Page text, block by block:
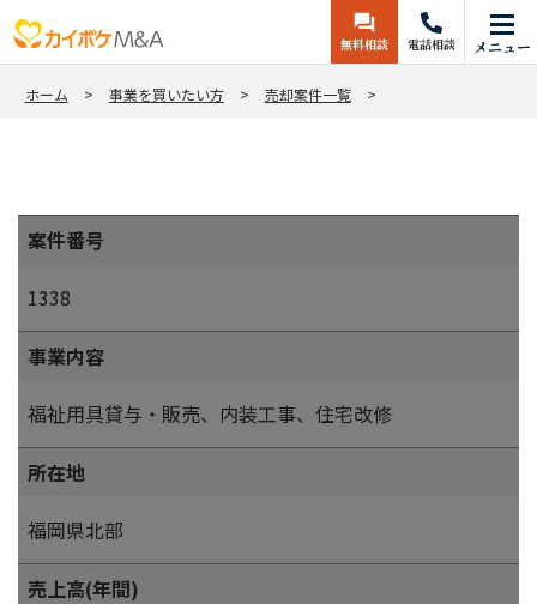
無料相談 電話相談 メニュー
ホーム 事業を買いたい方 売却案件一覧
案件番号
1338
事業内容
福祉用具貸与・販売、内装工事、住宅改修
所在地
福岡県北部
売上高(年間)